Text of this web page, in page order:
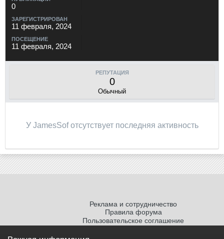
0
ЗАРЕГИСТРИРОВАН
11 февраля, 2024
ПОСЕЩЕНИЕ
11 февраля, 2024
РЕПУТАЦИЯ
0
Обычный
У JamesSof отсутствует последняя активность
Реклама и сотрудничество
Правила форума
Пользовательское соглашение